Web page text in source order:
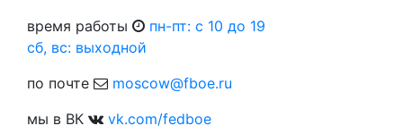
время работы
пн-пт: c 10 до 19
сб, вс: выходной
по почте
moscow@fboe.ru
мы в ВК
vk.com/fedboe